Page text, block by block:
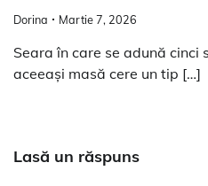
Dorina Martie 7, 2026
Seara în care se adună cinci
aceeași masă cere un tip […]
Lasă un răspuns